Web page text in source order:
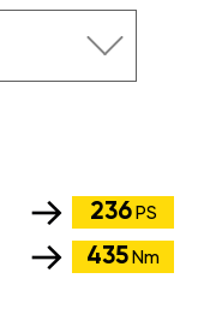
236 PS
435 Nm